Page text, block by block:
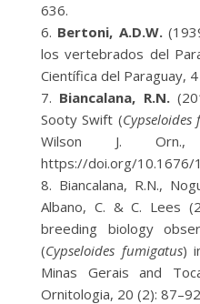
636.
Bertoni, A.D.W.
los vertebrados del
Científica del Paraguay,
Biancalana, R.N.
Sooty Swift (
Wilson J.
https://doi.org/10.1676/
Biancalana, R.N.,
Albano, C. & C. Lees
breeding biology
(Cypseloides fumigatus)
Minas Gerais and
Ornitologia, 20 (2):